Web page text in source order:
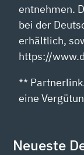
entnehmen.
bei der
erhältlich,
https://
**
eine
Neueste